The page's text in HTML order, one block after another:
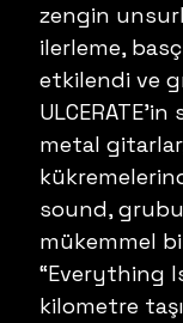
zengin
ilerleme,
etkilendi ve
metal
sound,
mükemmel
“Everything
kilometre